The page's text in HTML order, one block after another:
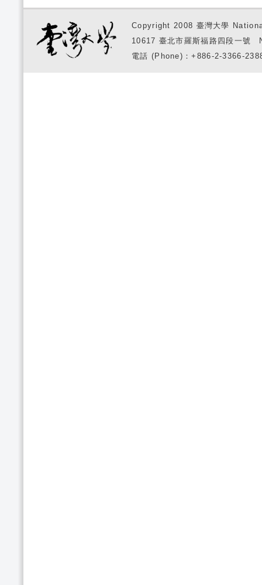
Copyright 2008 臺灣大學
10617 臺北市羅斯福路四段一
電話 (Phone)：+886-2-3366-